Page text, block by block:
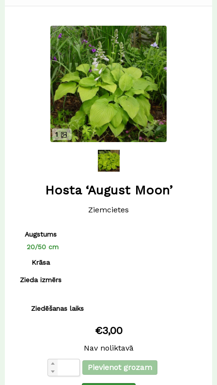
1
Hosta ‘August Moon’
Ziemcietes
Augstums
20/50 cm
Krāsa
Zieda izmērs
Ziedēšanas laiks
€3,00
Nav noliktavā
Pievienot grozam